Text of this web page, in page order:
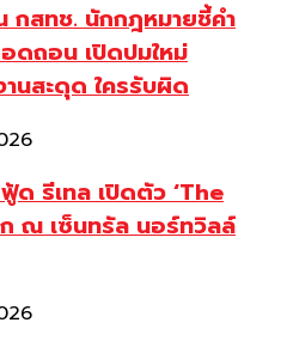
กสทช. นักกฎหมายชี้คำ
ดถอน เปิดปมใหม่
านสะดุด ใครรับผิด
ด รีเทล เปิดตัว ‘The
ณ เซ็นทรัล นอร์ทวิลล์